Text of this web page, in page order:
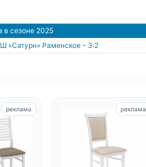
в сезоне 2025
«Сатурн» Раменское- 3:2
реклама реклама